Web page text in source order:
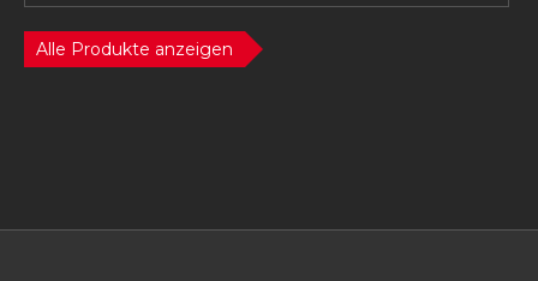
Alle Produkte anzeigen